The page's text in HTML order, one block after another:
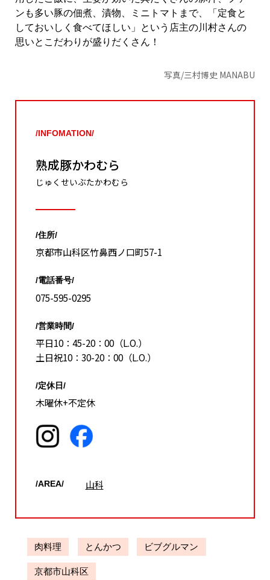
ンも多い豚の佃煮、漬物、ミニトマトまで、「定食と
しておいしく食べてほしい」という店主の川村さんの
思いとこだわりが盛りだくさん！
写真/三村博史 MANABU
/INFOMATION/
熟成豚かわむら
じゅくせいぶたかわむら
/住所/
京都市山科区竹鼻西ノ口町57-1
/電話番号/
075-595-0295
/営業時間/
平日10：45-20：00（L.O.）
土日祝10：30-20：00（L.O.）
/定休日/
木曜休+不定休
/AREA/ 山科
肉料理 とんかつ ビブグルマン
京都市山科区